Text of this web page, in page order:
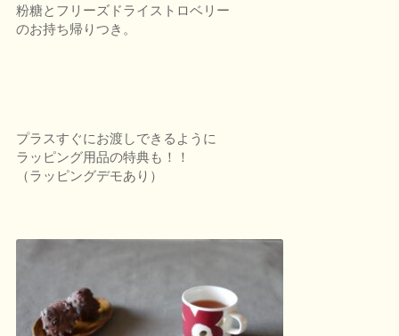
粉糖とフリーズドライストロベリー
のお持ち帰りつき。
プラスすぐにお渡しできるように
ラッピング用品の特典も！！
（ラッピングデモあり）